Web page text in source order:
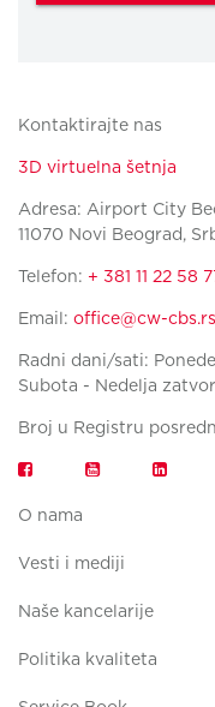
Kontaktirajte nas
3D virtuelna šetnja
Adresa: Airport City
11070 Novi Beograd,
Telefon: + 381 11 22 58
Email: office@cw-cbs.rs
Radni dani/sati:
Subota - Nedelja
Broj u Registru
O nama
Vesti i mediji
Naše kancelarije
Politika kvaliteta